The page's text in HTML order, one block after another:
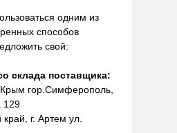
одним из
способов
свой:
склада поставщика:
Крым гор.Симферополь,
129
г. Артем ул.